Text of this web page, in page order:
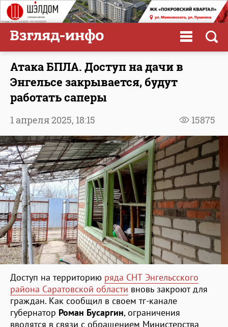
Атака БПЛА. Доступ на дачи в
Энгельсе закрывается, будут
работать саперы
15875
1 апреля 2025, 18:15
Доступ на территорию ряда СНТ Энгельсского
района Саратовской области вновь закроют для
граждан. Как сообщил в своем тг-канале
губернатор Роман Бусаргин, ограничения
вводятся в связи с обращением Министерства